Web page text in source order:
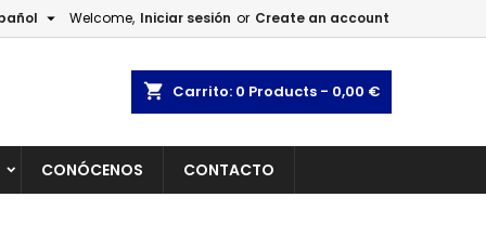
Welcome, Iniciar sesión or Create an account

shopping_cart Carrito: 0 Products - 0,00 €
CONÓCENOS CONTACTO